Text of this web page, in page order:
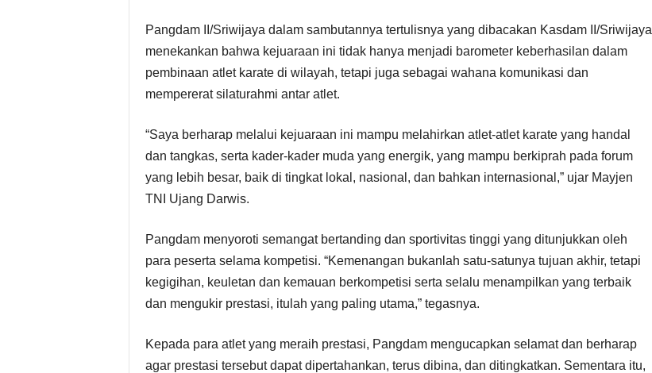
Pangdam II/Sriwijaya dalam sambutannya tertulisnya yang dibacakan Kasdam II/Sriwijaya
menekankan bahwa kejuaraan ini tidak hanya menjadi barometer keberhasilan dalam
pembinaan atlet karate di wilayah, tetapi juga sebagai wahana komunikasi dan
mempererat silaturahmi antar atlet.
“Saya berharap melalui kejuaraan ini mampu melahirkan atlet-atlet karate yang handal
dan tangkas, serta kader-kader muda yang energik, yang mampu berkiprah pada forum
yang lebih besar, baik di tingkat lokal, nasional, dan bahkan internasional,” ujar Mayjen
TNI Ujang Darwis.
Pangdam menyoroti semangat bertanding dan sportivitas tinggi yang ditunjukkan oleh
para peserta selama kompetisi. “Kemenangan bukanlah satu-satunya tujuan akhir, tetapi
kegigihan, keuletan dan kemauan berkompetisi serta selalu menampilkan yang terbaik
dan mengukir prestasi, itulah yang paling utama,” tegasnya.
Kepada para atlet yang meraih prestasi, Pangdam mengucapkan selamat dan berharap
agar prestasi tersebut dapat dipertahankan, terus dibina, dan ditingkatkan. Sementara itu,